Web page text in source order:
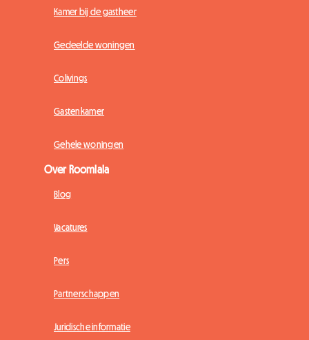
Kamer bij de gastheer
Gedeelde woningen
Colivings
Gastenkamer
Gehele woningen
Over Roomlala
Blog
Vacatures
Pers
Partnerschappen
Juridische informatie